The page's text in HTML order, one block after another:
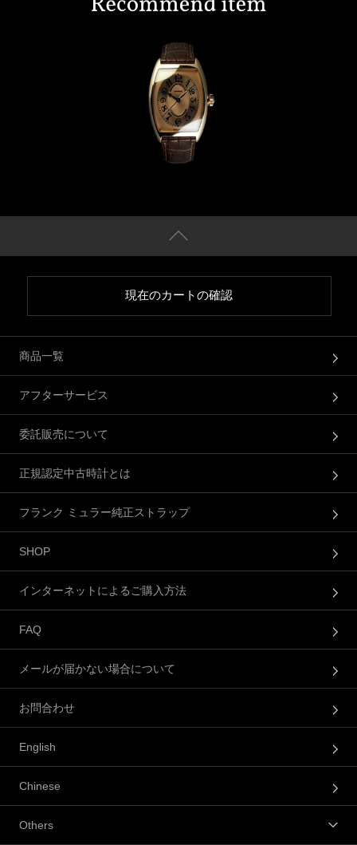
現在のカートの確認
商品一覧
アフターサービス
委託販売について
正規認定中古時計とは
フランク ミュラー純正ストラップ
SHOP
インターネットによるご購入方法
FAQ
メールが届かない場合について
お問合わせ
English
Chinese
Others